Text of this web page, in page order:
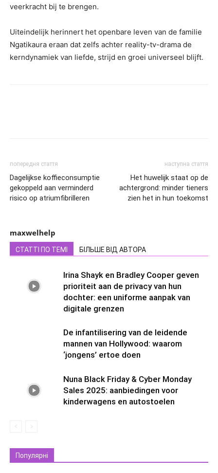
veerkracht bij te brengen.
Uiteindelijk herinnert het openbare leven van de familie
Ngatikaura eraan dat zelfs achter reality-tv-drama de
kerndynamiek van liefde, strijd en groei universeel blijft.
попередня стаття
Dagelijkse koffieconsumptie
gekoppeld aan verminderd
risico op atriumfibrilleren
наступна стаття
Het huwelijk staat op de
achtergrond: minder tieners
zien het in hun toekomst
maxwelhelp
СТАТТІ ПО ТЕМІ БІЛЬШЕ ВІД АВТОРА
Irina Shayk en Bradley Cooper geven
prioriteit aan de privacy van hun
dochter: een uniforme aanpak van
digitale grenzen
De infantilisering van de leidende
mannen van Hollywood: waarom
‘jongens’ ertoe doen
Nuna Black Friday & Cyber Monday
Sales 2025: aanbiedingen voor
kinderwagens en autostoelen
Популярні